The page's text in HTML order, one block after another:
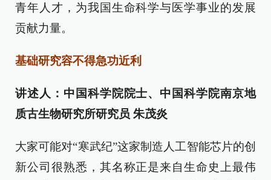
青年人才，为我国生命科学与医学事业的发展
贡献力量。
基础研究容不得急功近利
讲述人：中国科学院院士、中国科学院南京地
质古生物研究所研究员 朱茂炎
大家可能对“寒武纪”这家制造人工智能芯片的创
新公司很熟悉，其名称正是来自生命史上最伟